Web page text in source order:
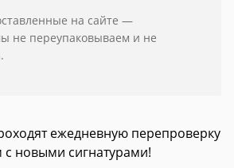
на сайте —
не переупаковываем и не
ежедневную перепроверку
с новыми сигнатурами!